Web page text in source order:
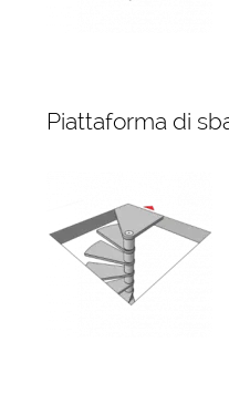
Piattaforma di